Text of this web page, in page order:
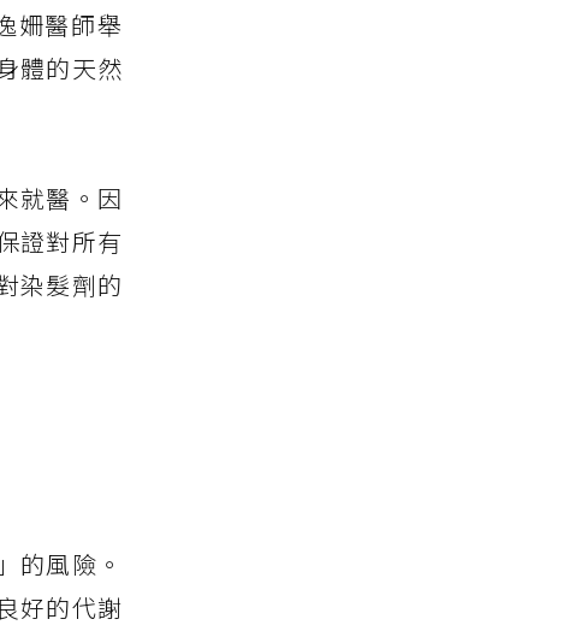
姍醫師舉
體的天然
就醫。因
證對所有
染髮劑的
的風險。
好的代謝